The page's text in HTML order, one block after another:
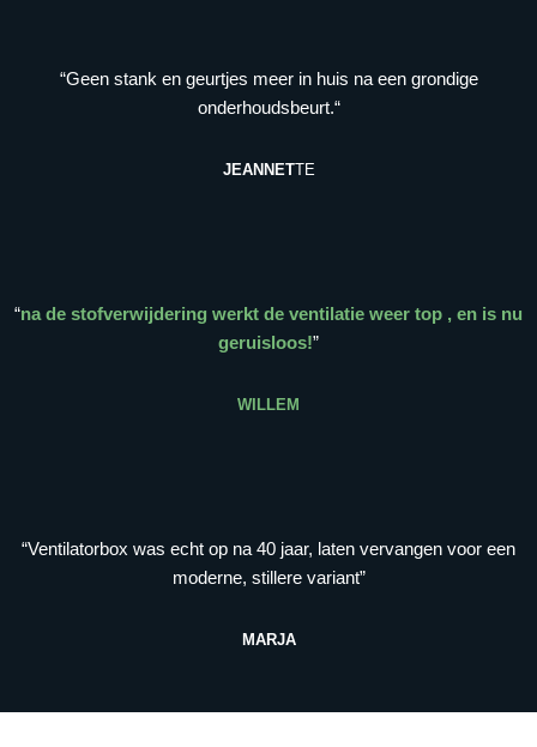
“Geen stank en geurtjes meer in huis na een grondige
onderhoudsbeurt.“
JEANNETTE
“na de stofverwijdering werkt de ventilatie weer top , en is nu
geruisloos!”
WILLEM
“Ventilatorbox was echt op na 40 jaar, laten vervangen voor een
moderne, stillere variant”
MARJA